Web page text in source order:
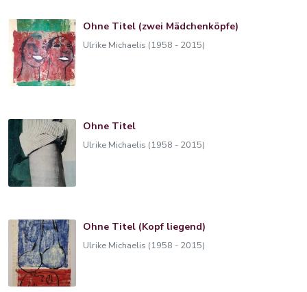
Ohne Titel (zwei Mädchenköpfe)
Ulrike Michaelis (1958 - 2015)
Ohne Titel
Ulrike Michaelis (1958 - 2015)
Ohne Titel (Kopf liegend)
Ulrike Michaelis (1958 - 2015)